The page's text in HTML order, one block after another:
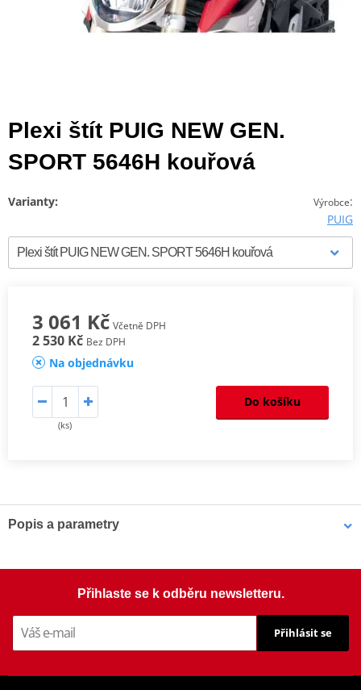
Plexi štít PUIG NEW GEN.
SPORT 5646H kouřová
Výrobce:
PUIG
Varianty:
3 061 Kč Včetně DPH
2 530 Kč Bez DPH
Na objednávku
(ks)
Do košíku
Popis a parametry
PDF Aerodynamic test
Mounting tipsPřihlaste se k odběru newsletteru.
Přihlásit se